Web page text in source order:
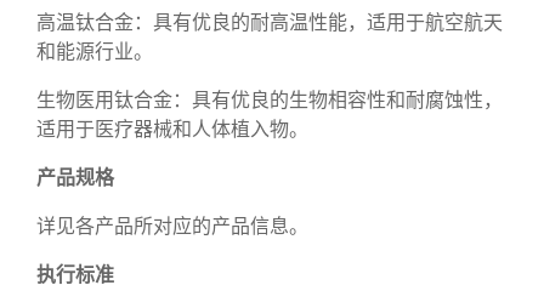
高温钛合金：具有优良的耐高温性能，适用于航空航天
和能源行业。
生物医用钛合金：具有优良的生物相容性和耐腐蚀性，
适用于医疗器械和人体植入物。
产品规格
详见各产品所对应的产品信息。
执行标准